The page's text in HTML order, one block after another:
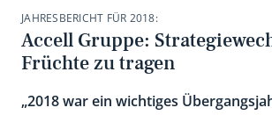
JAHRESBERICHT FÜR 2018:
Accell Gruppe:
Früchte zu tragen
„2018 war ein wichtiges